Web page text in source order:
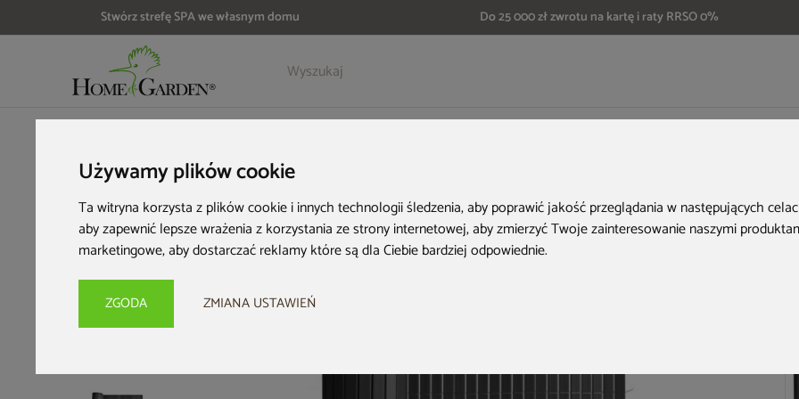
Używamy plików cookie
Ta witryna korzysta z plików cookie i innych technologii śledzenia, aby poprawić jakość przeglądania w następujących
aby zapewnić lepsze wrażenia z korzystania ze strony internetowej,aby zmierzyć Twoje zainteresowanie naszymi
marketingowe,aby dostarczać reklamy które są dla Ciebie bardziej odpowiednie.
ZGODA ZMIANA USTAWIEŃ
Stwórz strefę SPA we własnym domu Do 25 000 zł zwrotu na kartę i raty RRSO 0%
Szczegóły Opinie Akcesoria